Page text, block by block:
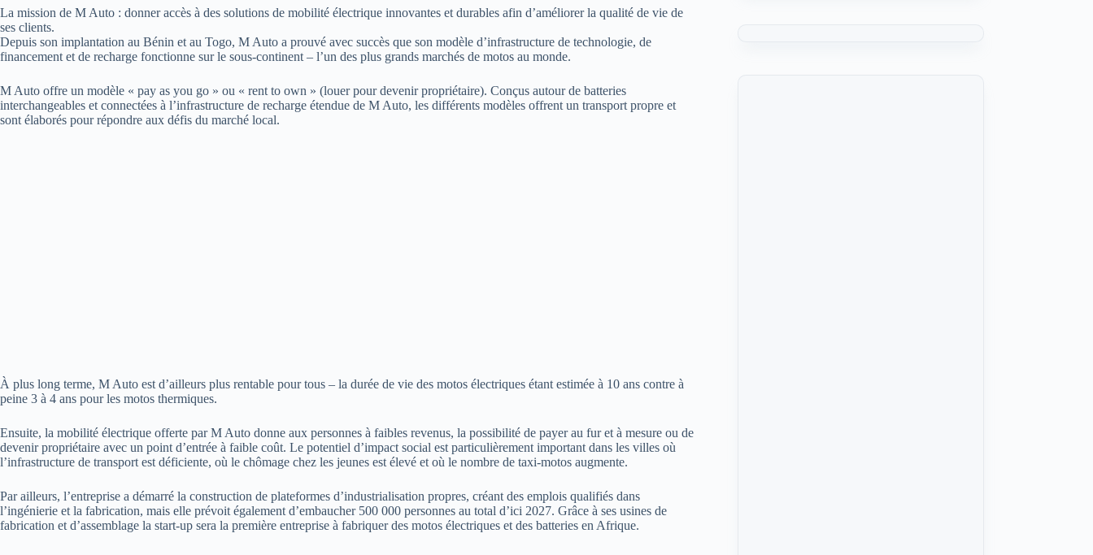
La mission de M Auto : donner accès à des solutions de mobilité électrique innovantes et durables afin d’améliorer la qualité de vie de
ses clients.
Depuis son implantation au Bénin et au Togo, M Auto a prouvé avec succès que son modèle d’infrastructure de technologie, de
financement et de recharge fonctionne sur le sous-continent – l’un des plus grands marchés de motos au monde.
M Auto offre un modèle « pay as you go » ou « rent to own » (louer pour devenir propriétaire). Conçus autour de batteries
interchangeables et connectées à l’infrastructure de recharge étendue de M Auto, les différents modèles offrent un transport propre et
sont élaborés pour répondre aux défis du marché local.
À plus long terme, M Auto est d’ailleurs plus rentable pour tous – la durée de vie des motos électriques étant estimée à 10 ans contre à
peine 3 à 4 ans pour les motos thermiques.
Ensuite, la mobilité électrique offerte par M Auto donne aux personnes à faibles revenus, la possibilité de payer au fur et à mesure ou de
devenir propriétaire avec un point d’entrée à faible coût. Le potentiel d’impact social est particulièrement important dans les villes où
l’infrastructure de transport est déficiente, où le chômage chez les jeunes est élevé et où le nombre de taxi-motos augmente.
Par ailleurs, l’entreprise a démarré la construction de plateformes d’industrialisation propres, créant des emplois qualifiés dans
l’ingénierie et la fabrication, mais elle prévoit également d’embaucher 500 000 personnes au total d’ici 2027. Grâce à ses usines de
fabrication et d’assemblage la start-up sera la première entreprise à fabriquer des motos électriques et des batteries en Afrique.